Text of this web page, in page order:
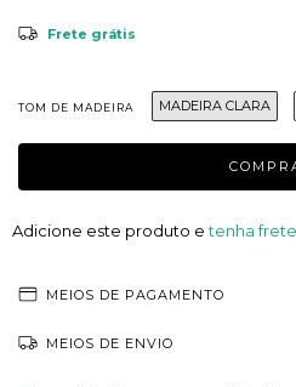
Frete grátis
TOM DE MADEIRA MADEIRA CLARA
Adicione este produto etenha
MEIOS DE PAGAMENTO
MEIOS DE ENVIO